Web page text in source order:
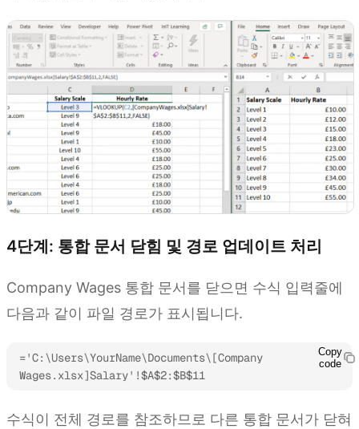
4단계: 통합 문서 닫힘 및 경로 업데이트 처리
Company Wages 통합 문서를 닫으면 수식 입력줄에
다음과 같이 파일 경로가 표시됩니다.
='C:\Users\YourName\Documents\[Company
Wages.xlsx]Salary'!$A$2:$B$11
Copy
code
수식이 전체 경로를 참조하므로 다른 통합 문서가 닫혀